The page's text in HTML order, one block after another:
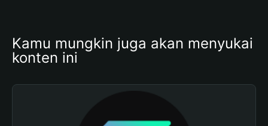
Kamu mungkin juga akan menyukai
konten ini